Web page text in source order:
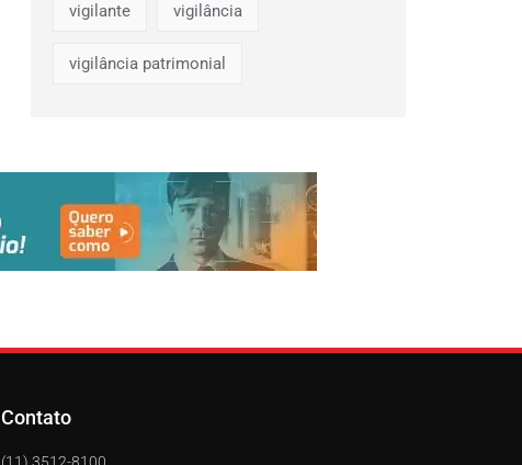
vigilante vigilância
vigilância patrimonial
Contato
(11) 3512-8100